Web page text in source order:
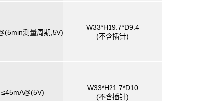
测量周期,5V)
W33*H19.7*D9.4
(不含插针)
≤45mA@(5V)
W33*H21.7*D10
(不含插针)